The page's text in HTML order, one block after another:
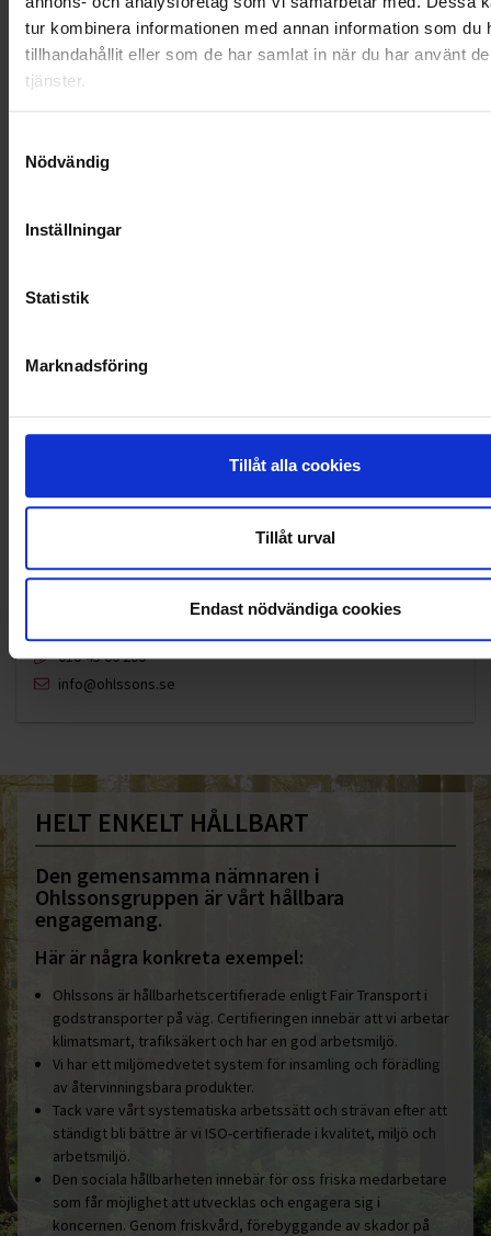
tur kombinera informationen med annan information som du
tillhandahållit eller som de har samlat in när du har använt
tjänster.
Nödvändig
Inställningar
Statistik
Marknadsföring
Tillåt alla cookies
Tillåt urval
Endast nödvändiga cookies
OHLSSONS REGION VÄST
OHLSSONSKOLLEGOR
SAMARBETEN
010-45 00 200​
info@ohlssons.se
HELT ENKELT HÅLLBART
Den gemensamma nämnaren i
Ohlssonsgruppen är vårt hållbara
engagemang.
Här är några konkreta exempel:
Ohlssons är hållbarhetscertifierade enligt Fair Transport i
godstransporter på väg. Certifieringen innebär att vi arbetar
klimatsmart, trafiksäkert och har en god arbetsmiljö.
Vi har ett miljömedvetet system för insamling och förädling
av återvinningsbara produkter.
Tack vare vårt systematiska arbetssätt och strävan efter att
ständigt bli bättre är vi ISO-certifierade i kvalitet, miljö och
arbetsmiljö.
Den sociala hållbarheten innebär för oss friska medarbetare
som får möjlighet att utvecklas och engagera sig i
koncernen. Genom friskvård, förebyggande av skador på